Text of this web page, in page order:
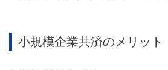
小規模企業共済のメリット